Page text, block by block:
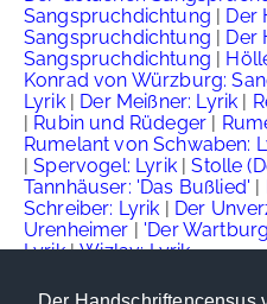
Sangspruchdichtung | Der
Sangspruchdichtung | Der
Sangspruchdichtung |
Konrad von Würzburg:
Lyrik| Der Meißner: Lyrik |
| Rubin und Rüdeger |
Rumelant von Schwaben:
|Spervogel: Lyrik|Stolle
Tannhäuser: 'Das Bußlied' |
Schreiber: Lyrik | Der
Urenheimer | 'Der
Lyrik|Wizlav: Lyrik